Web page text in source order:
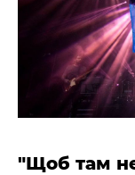
"Щоб там